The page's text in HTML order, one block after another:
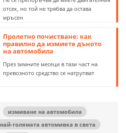
отсек, но той не трябва да остава
мръсен
Пролетно почистване: как
правилно да измиете дъното
на автомобила
През зимните месеци в тази част на
превозното средство се натрупват
измиване на автомобила
най-голямата автомивка в света